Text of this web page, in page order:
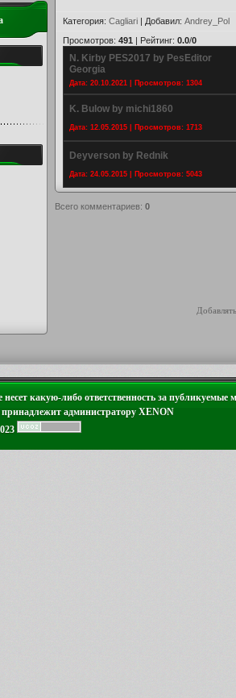
Категория: Cagliari | Добавил: Andrey_Pol
Просмотров: 491 | Рейтинг: 0.0/0
N. Kirby PES2017 by PesEditor
Georgia
Дата: 20.10.2021 | Просмотров: 1304
K. Bulow by michi1860
Дата: 12.05.2015 | Просмотров: 1713
Deyverson by Rednik
Дата: 24.05.2015 | Просмотров: 5043
Всего комментариев: 0
какую-либо ответственность за публикуемые
администратору XENON